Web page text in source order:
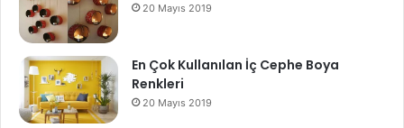
20 Mayıs 2019
En Çok Kullanılan İç Cephe Boya
Renkleri
20 Mayıs 2019